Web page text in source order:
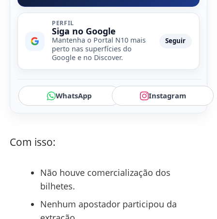
PERFIL
Siga no Google
Mantenha o Portal N10 mais
perto nas superfícies do
Google e no Discover.
Seguir
WhatsApp Instagram
Com isso:
Não houve comercialização dos
bilhetes.
Nenhum apostador participou da